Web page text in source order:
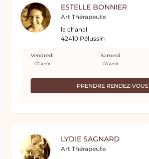
ESTELLE BONNIER
Art Thérapeute
la chanal
42410 Pélussin
PRENDRE RENDEZ-VOUS
Vendredi
07 Août
Samedi
08 Août
LYDIE SAGNARD
Art Thérapeute